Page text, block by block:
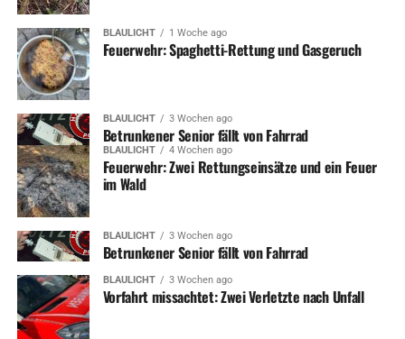
BLAULICHT 1 Woche ago
Feuerwehr: Spaghetti-Rettung und Gasgeruch
BLAULICHT 3 Wochen ago
Betrunkener Senior fällt von Fahrrad
BLAULICHT 4 Wochen ago
Feuerwehr: Zwei Rettungseinsätze und ein Feuer
im Wald
BLAULICHT 3 Wochen ago
Betrunkener Senior fällt von Fahrrad
BLAULICHT 3 Wochen ago
Vorfahrt missachtet: Zwei Verletzte nach Unfall